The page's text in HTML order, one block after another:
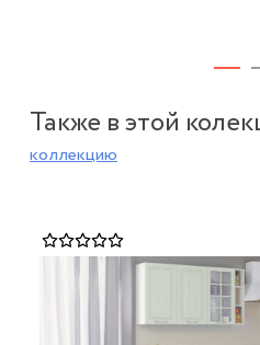
Также в этой
коллекцию